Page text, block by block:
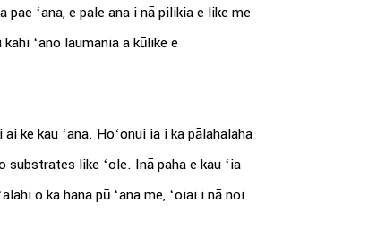
pae ʻana, e pale ana i nā pilikia e like me
ʻano laumania a kūlike e
ke kau ʻana. Hoʻonui ia i ka pālahalaha
substrates like ʻole. Inā paha e kau ʻia
o ka hana pū ʻana me, ʻoiai i nā noi